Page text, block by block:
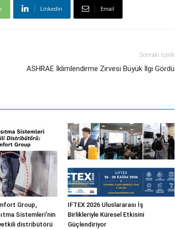
Linkedin Email
Sonraki İçerik
ASHRAE İklimlendirme Zirvesi Büyük İlgi Gördü
Group,
Sistemleri’nin
distribütörü
IFTEX 2026 Uluslararası İş
Birlikleriyle Küresel Etkisini
Güçlendiriyor